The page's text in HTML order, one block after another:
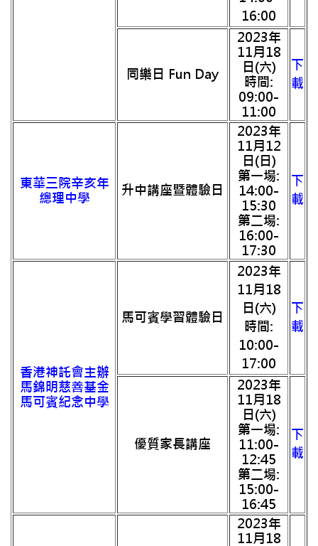
16:00
同樂日 Fun Day
2023年
11月18
日(六)
時間:
09:00-
11:00
下
載
東華三院辛亥年
總理中學
升中講座暨體驗日
2023年
11月12
日(日)
第一場:
14:00-
15:30
第二場:
16:00-
17:30
下
載
香港神託會主辦
馬錦明慈善基金
馬可賓紀念中學
馬可賓學習體驗日
2023年
11月18
日(六)
時間:
10:00-
17:00
下
載
優質家長講座
2023年
11月18
日(六)
第一場:
11:00-
12:45
第二場:
15:00-
16:45
下
載
2023年
11月18